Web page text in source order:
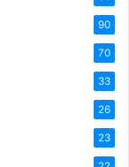
90
70
33
26
23